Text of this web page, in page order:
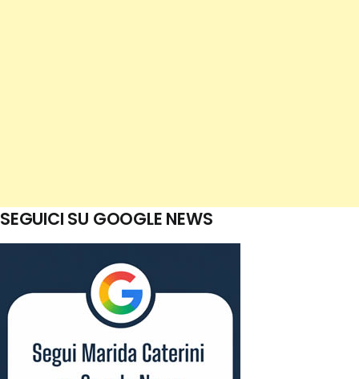
SEGUICI SU GOOGLE NEWS